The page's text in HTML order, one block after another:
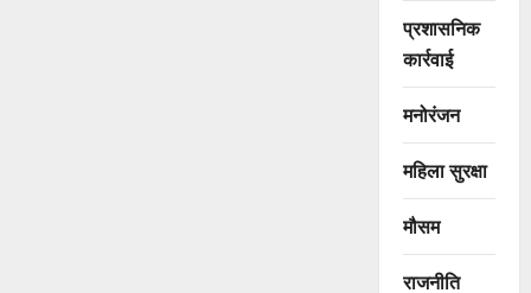
प्रशासनिक
कार्रवाई
मनोरंजन
महिला सुरक्षा
मौसम
राजनीति